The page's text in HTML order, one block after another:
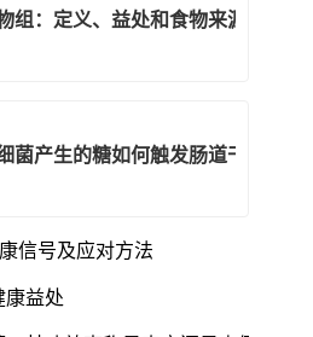
组：定义、益处和食物来源
菌产生的糖如何触发肠道干细胞再生
信号及应对方法
康益处